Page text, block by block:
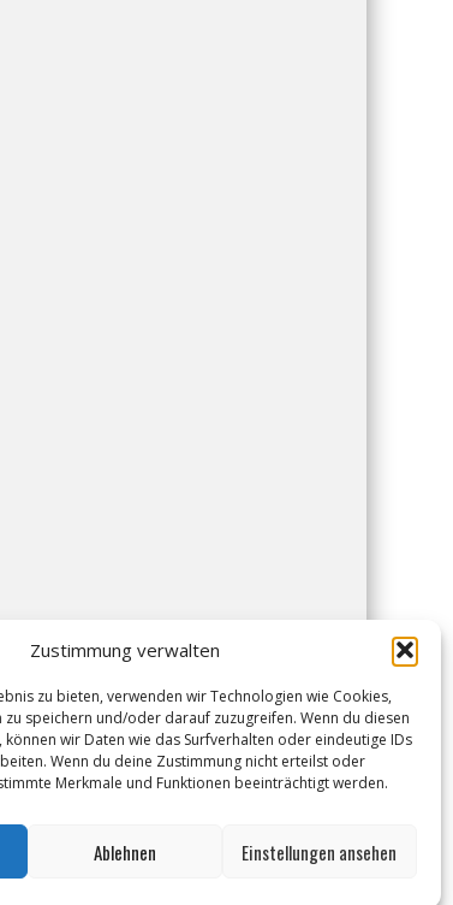
Zustimmung verwalten
zu bieten, verwenden wir Technologien wie Cookies,
speichern und/oder darauf zuzugreifen. Wenn du diesen
wir Daten wie das Surfverhalten oder eindeutige IDs
Wenn du deine Zustimmung nicht erteilst oder
Merkmale und Funktionen beeinträchtigt werden.
Ablehnen Einstellungen ansehen